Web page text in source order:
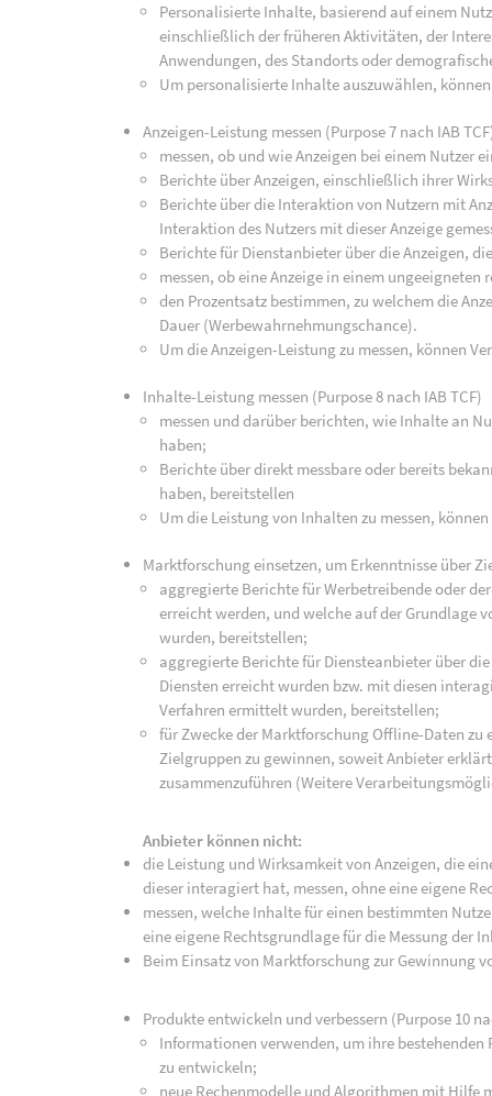
Personalisierte Inhalte, basierend auf einem
einschließlich der früheren Aktivitäten, der
Anwendungen, des Standorts oder
Um personalisierte Inhalte auszuwählen,
Anzeigen-Leistung messen (Purpose 7 nach IAB
messen, ob und wie Anzeigen bei einem
Berichte über Anzeigen, einschließlich ihrer
Berichte über die Interaktion von Nutzern mit
Interaktion des Nutzers mit dieser Anzeige
Berichte für Dienstanbieter über die Anzeigen,
messen, ob eine Anzeige in einem
den Prozentsatz bestimmen, zu welchem die
Dauer (Werbewahrnehmungschance).
Um die Anzeigen-Leistung zu messen, können
Inhalte-Leistung messen (Purpose 8 nach IAB TCF)
messen und darüber berichten, wie Inhalte an
haben;
Berichte über direkt messbare oder bereits
haben, bereitstellen
Um die Leistung von Inhalten zu messen,
Marktforschung einsetzen, um Erkenntnisse über
aggregierte Berichte für Werbetreibende oder
erreicht werden, und welche auf der Grundlage
wurden, bereitstellen;
aggregierte Berichte für Diensteanbieter über
Diensten erreicht wurden bzw. mit diesen
Verfahren ermittelt wurden, bereitstellen;
für Zwecke der Marktforschung Offline-Daten
Zielgruppen zu gewinnen, soweit Anbieter
zusammenzuführen (Weitere
Anbieter können nicht:
die Leistung und Wirksamkeit von Anzeigen, die
dieser interagiert hat, messen, ohne eine eigene
messen, welche Inhalte für einen bestimmten
eine eigene Rechtsgrundlage für die Messung der
Beim Einsatz von Marktforschung zur Gewinnung
Produkte entwickeln und verbessern (Purpose 10
Informationen verwenden, um ihre bestehenden
zu entwickeln;
neue Rechenmodelle und Algorithmen mit Hilfe